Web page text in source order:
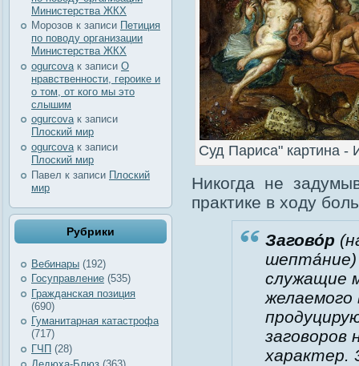
Министерства ЖКХ
Морозов к записи Петиция
по поводу организации
Министерства ЖКХ
ogurcova к записи О
нравственности, героике и
о том, от кого мы это
слышим
ogurcovaк записи
Плоский мир
ogurcova к записи
Плоский мир
Павел к записи Плоский
мир
Рубрики
Вебинары (192)
Госуправление (535)
Гражданская позиция
(690)
Гуманитарная катастрофа
(717)
ГЧП (28)
Суд Париса" картина -
Никогда не
практике в ходу
Загово́р
служащие
заговоров
характер.